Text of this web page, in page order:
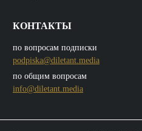
КОНТАКТЫ
по вопросам подписки
podpiska@diletant.media
по общим вопросам
info@diletant.media